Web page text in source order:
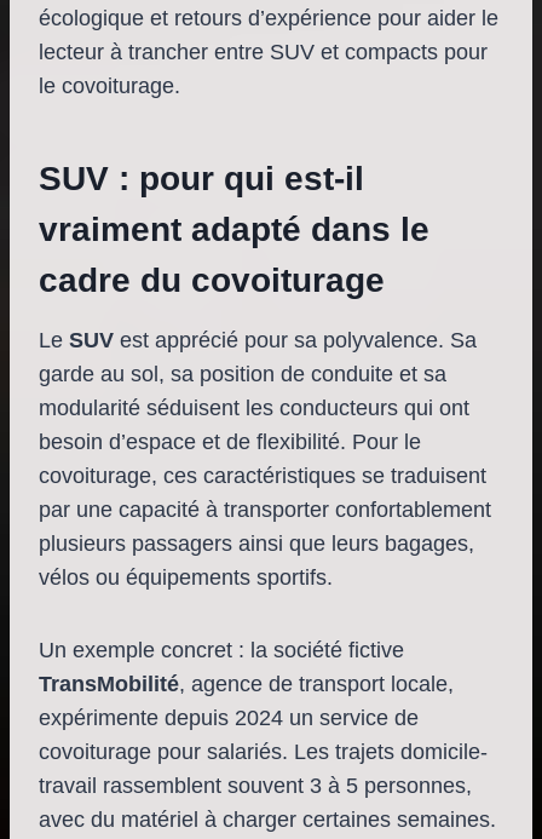
écologique et retours d’expérience pour aider le
lecteur à trancher entre SUV et compacts pour
le covoiturage.
SUV : pour qui est-il
vraiment adapté dans le
cadre du covoiturage
Le SUV est apprécié pour sa polyvalence. Sa
garde au sol, sa position de conduite et sa
modularité séduisent les conducteurs qui ont
besoin d’espace et de flexibilité. Pour le
covoiturage, ces caractéristiques se traduisent
par une capacité à transporter confortablement
plusieurs passagers ainsi que leurs bagages,
vélos ou équipements sportifs.
Un exemple concret : la société fictive
TransMobilité, agence de transport locale,
expérimente depuis 2024 un service de
covoiturage pour salariés. Les trajets domicile-
travail rassemblent souvent 3 à 5 personnes,
avec du matériel à charger certaines semaines.